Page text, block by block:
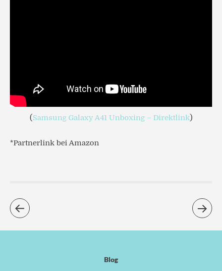
(Samsung Galaxy A41 Unboxing – Direktlink)
*Partnerlink bei Amazon
Blog